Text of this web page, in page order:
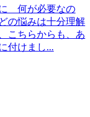
に 何が必要なの
の悩みは十分理解
こちらからも、あ
付けまし...